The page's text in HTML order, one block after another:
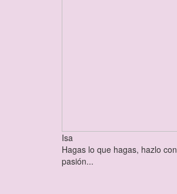
Isa
Hagas lo que hagas, hazlo con
pasión...